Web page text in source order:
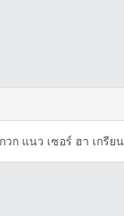
วก แนว เซอร์ ฮา เกรียน